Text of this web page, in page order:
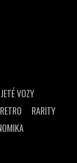
VOZY
RETRO
RARITY